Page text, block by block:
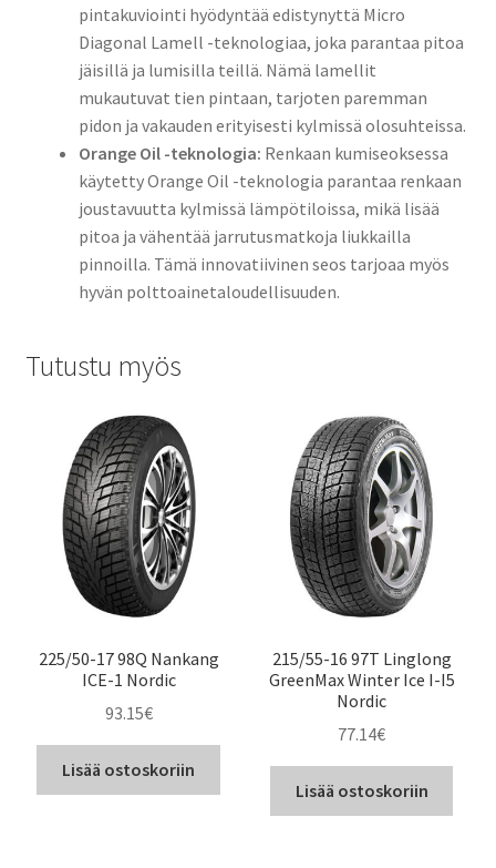
pintakuviointi hyödyntää edistynyttä Micro
Diagonal Lamell -teknologiaa, joka parantaa pitoa
jäisillä ja lumisilla teillä. Nämä lamellit
mukautuvat tien pintaan, tarjoten paremman
pidon ja vakauden erityisesti kylmissä olosuhteissa.
Orange Oil -teknologia: Renkaan kumiseoksessa
käytetty Orange Oil -teknologia parantaa renkaan
joustavuutta kylmissä lämpötiloissa, mikä lisää
pitoa ja vähentää jarrutusmatkoja liukkailla
pinnoilla. Tämä innovatiivinen seos tarjoaa myös
hyvän polttoainetaloudellisuuden.
Tutustu myös
225/50-17 98Q Nankang
ICE-1 Nordic
93.15€
Lisää ostoskoriin
215/55-16 97T Linglong
GreenMax Winter Ice I-I5
Nordic
77.14€
Lisää ostoskoriin